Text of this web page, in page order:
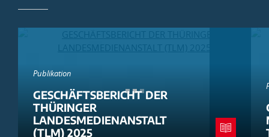
Publikation
GESCHÄFTSBERICHT DER
THÜRINGER
LANDESMEDIENANSTALT
(TLM) 2025